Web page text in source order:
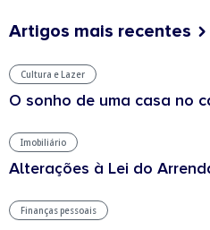
Artigos mais recentes
Cultura e Lazer
O sonho de uma casa no
Imobiliário
Alterações à Lei do
Finanças pessoais